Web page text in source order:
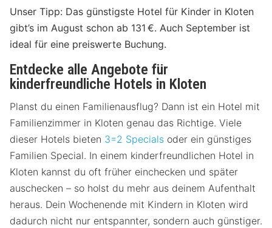
Unser Tipp: Das günstigste Hotel für Kinder in Kloten
gibt’s im August schon ab 131 €. Auch September ist
ideal für eine preiswerte Buchung.
Entdecke alle Angebote für
kinderfreundliche Hotels in Kloten
Planst du einen Familienausflug? Dann ist ein Hotel mit
Familienzimmer in Kloten genau das Richtige. Viele
dieser Hotels bieten 3=2 Specials oder ein günstiges
Familien Special. In einem kinderfreundlichen Hotel in
Kloten kannst du oft früher einchecken und später
auschecken – so holst du mehr aus deinem Aufenthalt
heraus. Dein Wochenende mit Kindern in Kloten wird
dadurch nicht nur entspannter, sondern auch günstiger.